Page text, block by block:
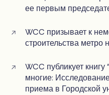
ее первым
WCC призывает к
строительства метро
WCC публикует
многие:
приема в Городской